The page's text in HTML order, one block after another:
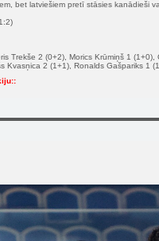
bet latviešiem pretī stāsies kanādieši
Trekše 2 (0+2), Morics Krūmiņš 1
Kvasņica 2 (1+1), Ronalds Gašpariks 1